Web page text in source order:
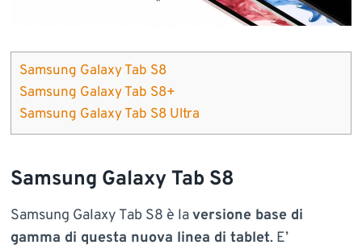
Samsung Galaxy Tab S8
Samsung Galaxy Tab S8+
Samsung Galaxy Tab S8 Ultra
Samsung Galaxy Tab S8
Samsung Galaxy Tab S8 è laversione base di
gamma di questa nuova linea di tablet. E’